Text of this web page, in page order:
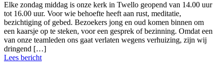
Elke zondag middag is onze kerk in Twello geopend van 14.00 uur
tot 16.00 uur. Voor wie behoefte heeft aan rust, meditatie,
bezichtiging of gebed. Bezoekers jong en oud komen binnen om
een kaarsje op te steken, voor een gesprek of bezinning. Omdat een
van onze teamleden ons gaat verlaten wegens verhuizing, zijn wij
dringend […]
Lees bericht